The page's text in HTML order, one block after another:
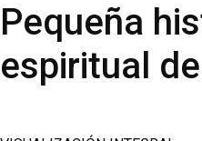
Pequeña
espiritual